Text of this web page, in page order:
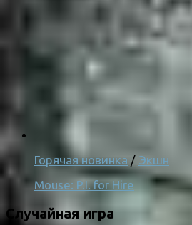
Горячая новинка / Экшн
Mouse: P.I. for Hire
Случайная игра